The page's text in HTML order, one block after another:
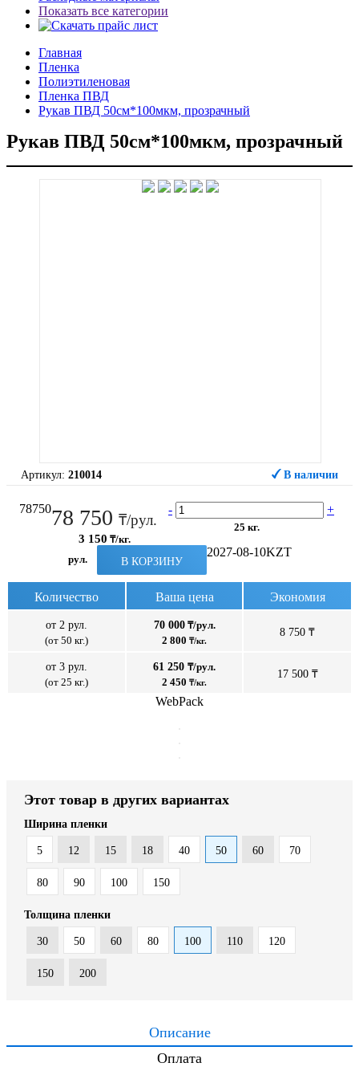
Показать все категории
Главная
Пленка
Полиэтиленовая
Пленка ПВД
Рукав ПВД 50см*100мкм, прозрачный
Рукав ПВД 50см*100мкм, прозрачный
Артикул: 210014 В наличии
7875078 750 ₸/рул.
3 150 ₸/кг.
- +
25 кг.
рул. В КОРЗИНУ
2027-08-10KZT
Количество Ваша цена Экономия
от 2 рул.
(от 50 кг.)
70 000₸/рул.
2 800 ₸/кг.
8 750 ₸
от 3 рул.
(от 25 кг.)
61 250 ₸/рул.
2 450 ₸/кг.
17 500 ₸
WebPack
Этот товар в других вариантах
Ширина пленки
5 12 15 18 40 50 60 70
80 90 100 150
Толщина пленки
30 50 60 80 100 110 120
150 200
Описание
Оплата